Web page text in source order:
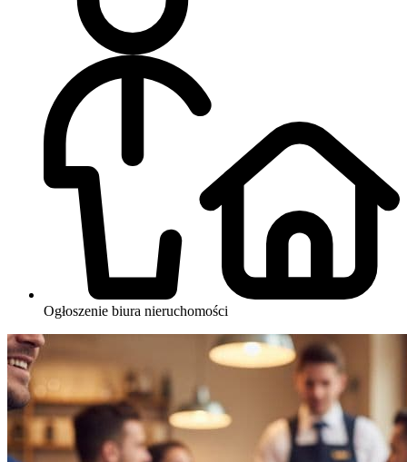
Ogłoszenie biura nieruchomości